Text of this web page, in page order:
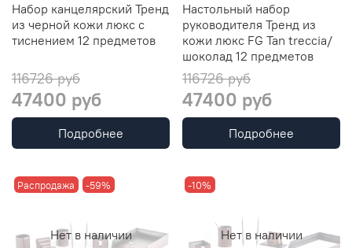
Набор канцелярский Тренд
из черной кожи люкс с
тиснением 12 предметов
116726 руб
47400 руб
Подробнее
Настольный набор
руководителя Тренд из
кожи люкс FG Tan treccia/
шоколад 12 предметов
116726 руб
47400 руб
Подробнее
Нет в наличии
Распродажа -59%
Нет в наличии
-10%